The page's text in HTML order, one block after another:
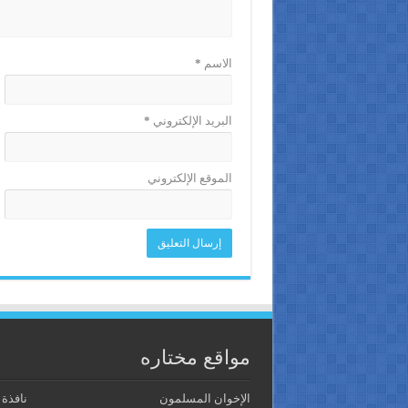
الاسم *
البريد الإلكتروني *
الموقع الإلكتروني
مواقع مختاره
الإخوان المسلمون